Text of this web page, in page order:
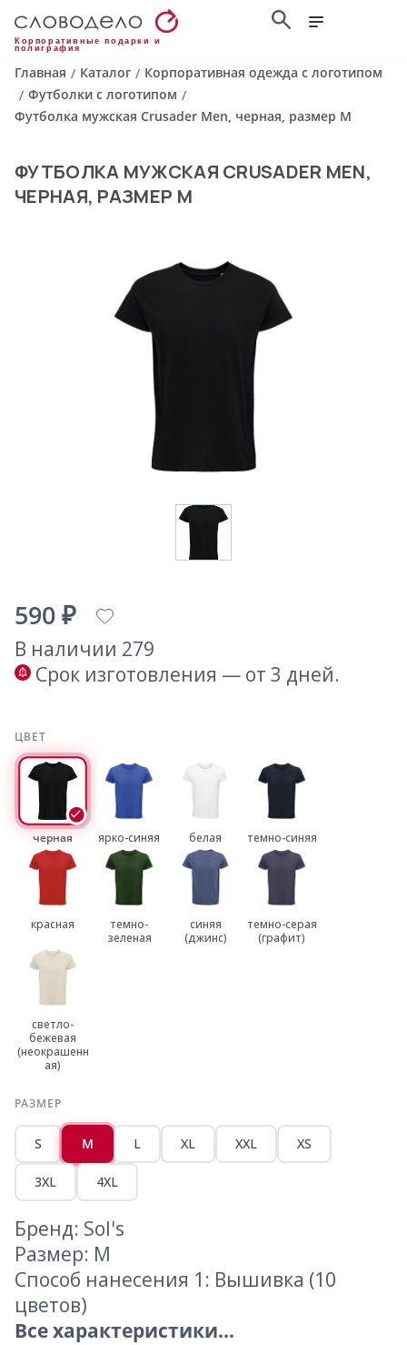
Корпоративные подарки и
полиграфия
Главная / Каталог / Корпоративная одежда с логотипом
/ Футболки с логотипом /
Футболка мужская Crusader Men, черная, размер M
ФУТБОЛКА МУЖСКАЯ CRUSADER MEN,
ЧЕРНАЯ, РАЗМЕР M
590 ₽
В наличии 279
Срок изготовления — от 3 дней.
ЦВЕТ
черная ярко-синяя белая темно-синяя
красная
темно-
зеленая
синяя
(джинс)
темно-серая
(графит)
светло-
бежевая
(неокрашенн
ая)
РАЗМЕР
S M L XL XXL XS
3XL 4XL
Бренд: Sol's
Размер: M
Способ нанесения 1: Вышивка (10
цветов)
Все характеристики...